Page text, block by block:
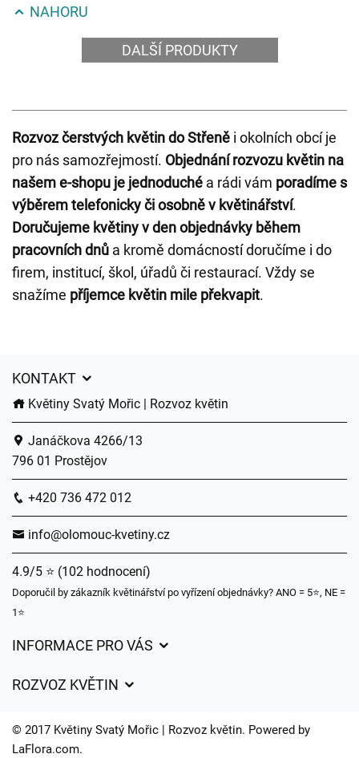
NAHORU
DALŠÍ PRODUKTY
Rozvoz čerstvých květin do Střeně i okolních obcí je
pro nás samozřejmostí. Objednání rozvozu květin na
našem e-shopu je jednoduché a rádi vám poradíme s
výběrem telefonicky či osobně v květinářství.
Doručujeme květiny v den objednávky během
pracovních dnů a kromě domácností doručíme i do
firem, institucí, škol, úřadů či restaurací. Vždy se
snažíme příjemce květin mile překvapit.
KONTAKT
Květiny Svatý Mořic | Rozvoz květin
Janáčkova 4266/13
796 01 Prostějov
+420 736 472 012
info@olomouc-kvetiny.cz
4.9/5 ⭐ (102 hodnocení)
Doporučil by zákazník květinářství po vyřízení objednávky? ANO = 5⭐, NE =
1⭐
INFORMACE PRO VÁS
Často kladené dotazy
Časy doručení květin – přehled možností
ROZVOZ KVĚTIN
Kam doručujeme květiny
© 2017 Květiny Svatý Mořic | Rozvoz květin. Powered by
LaFlora.com.